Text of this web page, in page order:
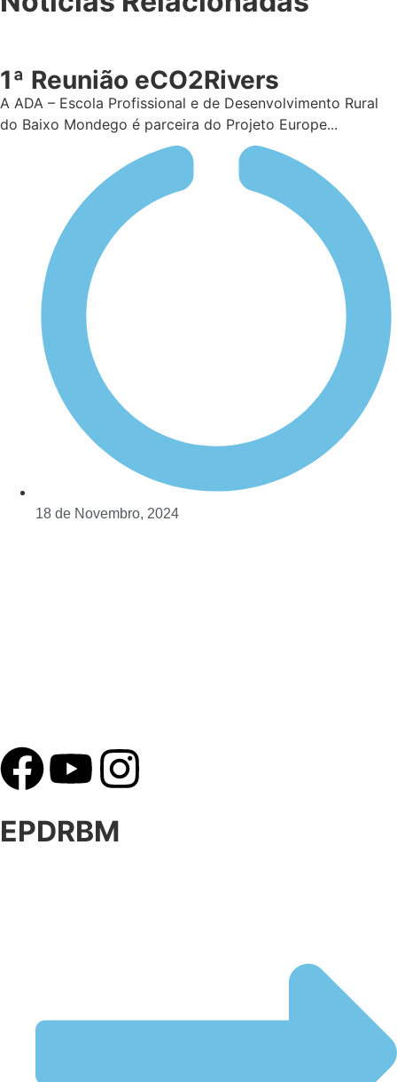
1ª Reunião eCO2Rivers
A ADA – Escola Profissional e de Desenvolvimento Rural
do Baixo Mondego é parceira do Projeto Europe...
18 de Novembro, 2024
EPDRBM